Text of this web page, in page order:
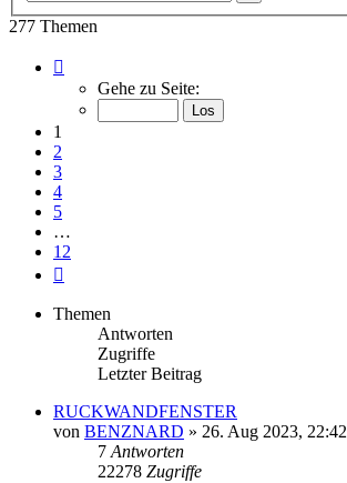
277 Themen
von
Gehe zu Seite:
1
2
3
4
5
…
12
Themen
Antworten
Zugriffe
Letzter Beitrag
RUCKWANDFENSTER
von BENZNARD » 26. Aug 2023, 22:42
7 Antworten
22278 Zugriffe